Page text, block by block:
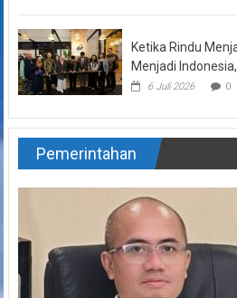
Ketika Rindu
Menjadi
6 Juli 2026 0
Pemerintahan